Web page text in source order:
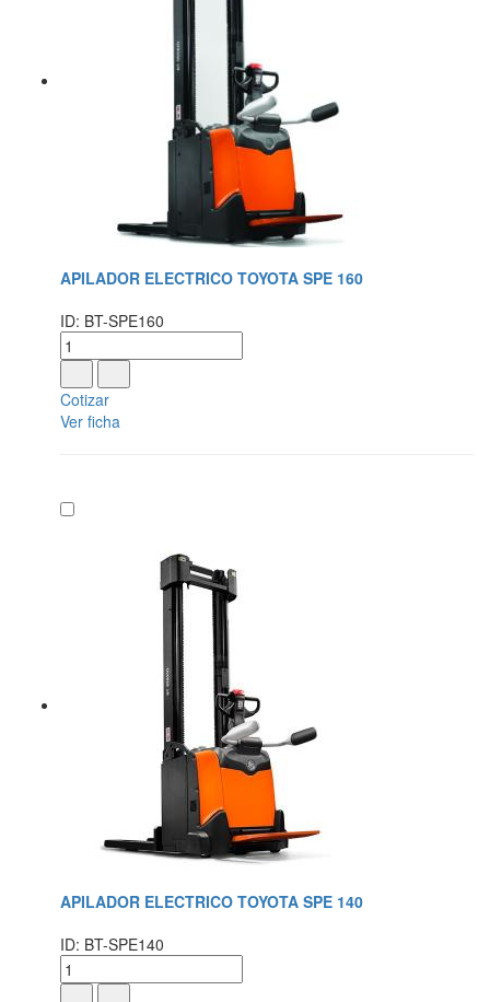
APILADOR ELECTRICO TOYOTA SPE 160
ID: BT-SPE160
Cotizar
Ver ficha
APILADOR ELECTRICO TOYOTA SPE 140
ID: BT-SPE140